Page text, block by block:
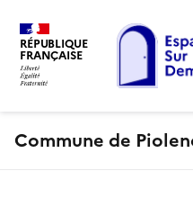
RÉPUBLIQUE
FRANÇAISE
Commune de